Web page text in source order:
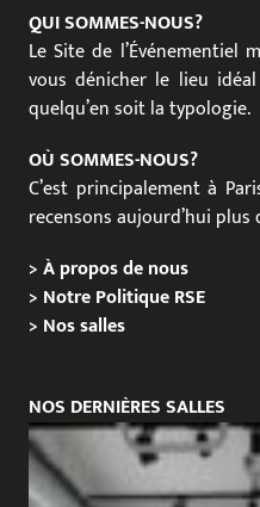
QUI SOMMES-NOUS?
Le Site de
vous dénicher le lieu
quelqu’en soit la typologie.
OÙ SOMMES-NOUS?
C’est principalement à
recensons aujourd’hui plus
>À propos de nous
> Notre Politique RSE
> Nos salles
NOS DERNIÈRES SALLES